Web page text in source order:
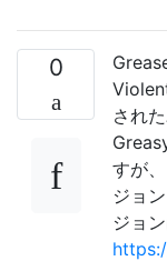
0
され
すが
ジョ
ジョ